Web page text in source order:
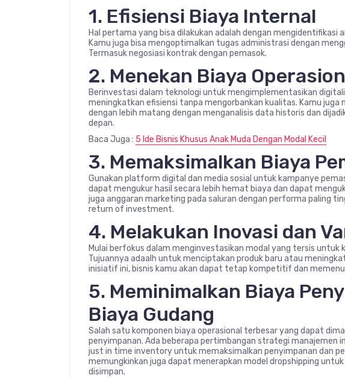
1. Efisiensi Biaya Internal
Hal pertama yang bisa dilakukan adalah dengan mengidentifikasi
Kamu juga bisa mengoptimalkan tugas administrasi dengan
Termasuk negosiasi kontrak dengan pemasok.
2. Menekan Biaya
Berinvestasi dalam teknologi untuk mengimplementasikan
meningkatkan efisiensi tanpa mengorbankan kualitas. Kamu
dengan lebih matang dengan menganalisis data historis dan
depan.
Baca Juga : 5 Ide Bisnis Khusus Anak Muda Dengan Modal Kecil
3. Memaksimalkan Biaya
Gunakan platform digital dan media sosial untuk kampanye
dapat mengukur hasil secara lebih hemat biaya dan dapat
juga anggaran marketing pada saluran dengan performa paling
return of investment.
4. Melakukan Inovasi dan
Mulai berfokus dalam menginvestasikan modal yang tersis untuk
Tujuannya adaalh untuk menciptakan produk baru atau
inisiatif ini, bisnis kamu akan dapat tetap kompetitif dan
5. Meminimalkan Biaya
Biaya Gudang
Salah satu komponen biaya operasional terbesar yang dapat
penyimpanan. Ada beberapa pertimbangan strategi manajemen
just in time inventory untuk memaksimalkan penyimpanan dan
memungkinkan juga dapat menerapkan model dropshipping
disimpan.